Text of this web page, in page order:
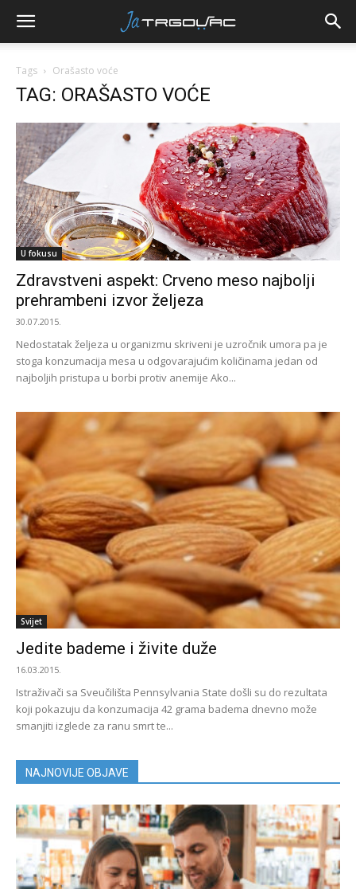
Tags Orašasto voće
TAG: ORAŠASTO VOĆE
U fokusu
Zdravstveni aspekt: Crveno meso najbolji
prehrambeni izvor željeza
30.07.2015.
Nedostatak željeza u organizmu skriveni je uzročnik umora pa je
stoga konzumacija mesa u odgovarajućim količinama jedan od
najboljih pristupa u borbi protiv anemije Ako...
Svijet
Jedite bademe i živite duže
16.03.2015.
Istraživači sa Sveučilišta Pennsylvania State došli su do rezultata
koji pokazuju da konzumacija 42 grama badema dnevno može
smanjiti izglede za ranu smrt te...
NAJNOVIJE OBJAVE